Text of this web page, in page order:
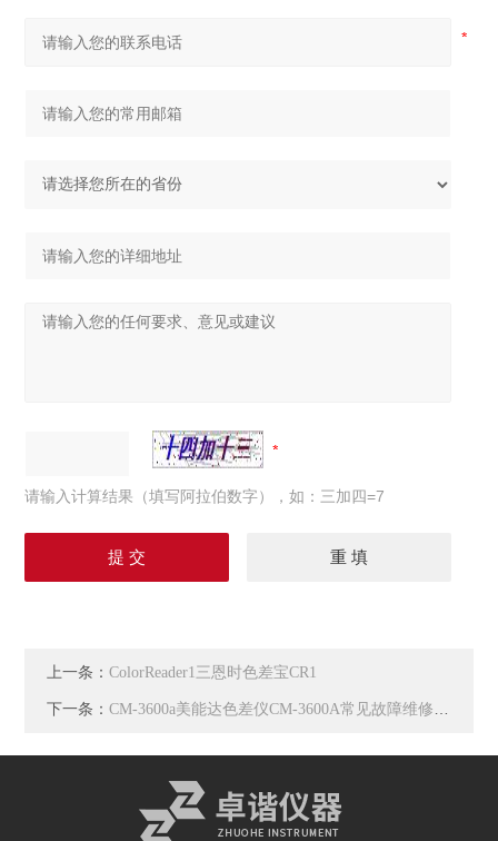
请输入计算结果（填写阿拉伯数字），如：三加四=7
上一条：ColorReader1三恩时色差宝CR1
下一条：CM-3600a美能达色差仪CM-3600A常见故障维修校正